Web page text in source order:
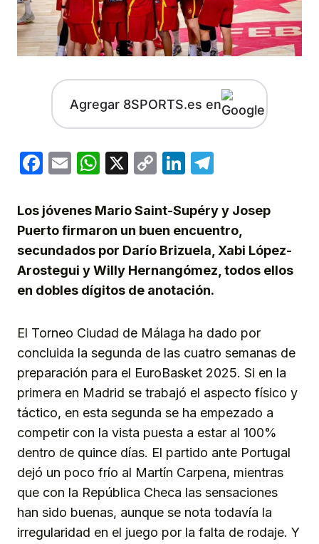
Agregar 8SPORTS.es en
Facebook
EmailWhatsApp
X
CopyLinkedIn
Los jóvenes Mario Saint-Supéry y Josep
Puerto firmaron un buen encuentro,
secundados por Darío Brizuela, Xabi López-
Arostegui y Willy Hernangómez, todos ellos
en dobles dígitos de anotación.
El Torneo Ciudad de Málaga ha dado por
concluida la segunda de las cuatro semanas de
preparación para el EuroBasket 2025. Si en la
primera en Madrid se trabajó el aspecto físico y
táctico, en esta segunda se ha empezado a
competir con la vista puesta a estar al 100%
dentro de quince días. El partido ante Portugal
dejó un poco frío al Martín Carpena, mientras
que con la República Checa las sensaciones
han sido buenas, aunque se nota todavía la
irregularidad en el juego por la falta de rodaje. Y